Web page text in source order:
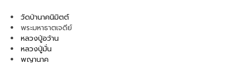
วัดป่านาคนิมิตต์
พระมหาธาตเจดีย์
หลวงปู่อว้าน
หลวงปู่มั่น
พญานาค